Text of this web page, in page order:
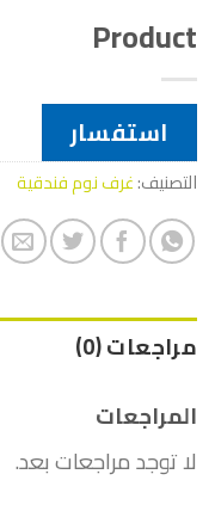
Product
استفسار
التصنيف:غرف نوم فندقية
مراجعات (0)
المراجعات
لا توجد مراجعات بعد.